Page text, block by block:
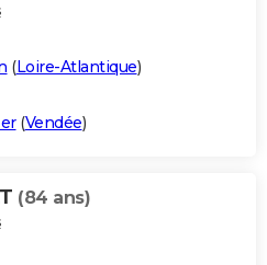
(Loire-Atlantique)
(Vendée)
(84 ans)